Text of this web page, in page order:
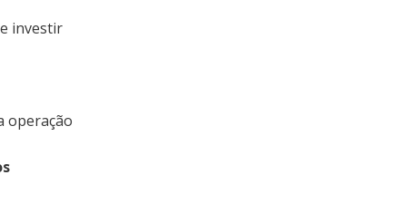
investir
operação